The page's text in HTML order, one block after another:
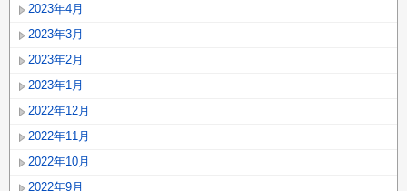
2023年4月
2023年3月
2023年2月
2023年1月
2022年12月
2022年11月
2022年10月
2022年9月